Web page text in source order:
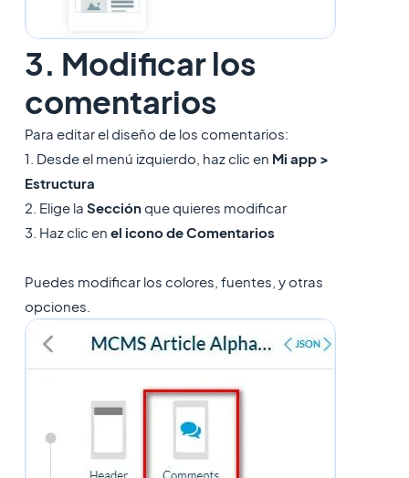
3. Modificar los
comentarios
Para editar el diseño de los comentarios:
1. Desde el menú izquierdo, haz clic en Mi app >
Estructura
2. Elige la Secciónque quieres modificar
3. Haz clic en el icono de Comentarios
Puedes modificar los colores, fuentes, y otras
opciones.